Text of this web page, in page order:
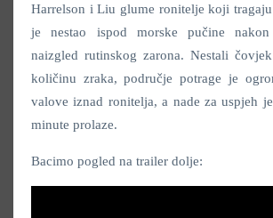
Harrelson i Liu glume ronitelje koji
je nestao ispod morske pučine nakon
naizgled rutinskog zarona. Nestali
količinu zraka, područje potrage je
valove iznad ronitelja, a nade za uspjeh
minute prolaze.
Bacimo pogled na trailer dolje: